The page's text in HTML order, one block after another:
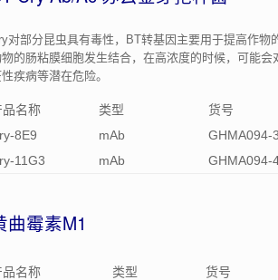
对部分昆虫具有毒性，BT转基因主要用于提高作
的肠粘膜细胞发生结合，在高浓度的时候，可能
疾病等潜在危险。
品名称 类型 货号
8E9
mAb GHMA094-3
11G3
mAb GHMA094-
曲霉素M1
品名称 类型 货号